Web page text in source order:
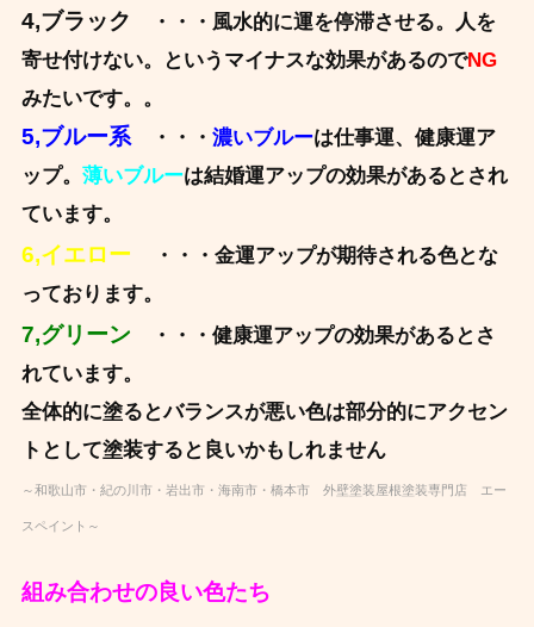
4,ブラック ・・・風水的に運を停滞させる。人を
寄せ付けない。というマイナスな効果があるのでNG
みたいです。。
5,ブルー系・・・ 濃いブルーは仕事運、健康運ア
ップ。 薄いブルーは結婚運アップの効果があるとされ
ています。
6,イエロー
・・・金運アップが期待される色とな
っております。
7,グリーン ・・・ 健康運アップの効果があるとさ
れています。
全体的に塗るとバランスが悪い色は部分的にアクセン
トとして塗装すると良いかも しれません
～和歌山市・紀の川市・岩出市・海南市・橋本市 外壁塗装屋根塗装専門店 エー
スペイント～
組み合わせの良い色たち